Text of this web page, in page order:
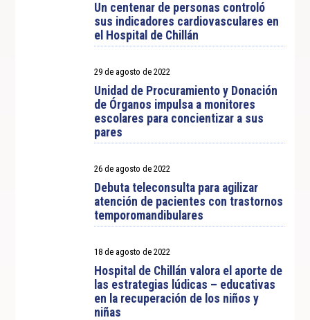
Un centenar de personas controló
sus indicadores cardiovasculares en
el Hospital de Chillán
29 de agosto de 2022
Unidad de Procuramiento y Donación
de Órganos impulsa a monitores
escolares para concientizar a sus
pares
26 de agosto de 2022
Debuta teleconsulta para agilizar
atención de pacientes con trastornos
temporomandibulares
18 de agosto de 2022
Hospital de Chillán valora el aporte de
las estrategias lúdicas – educativas
en la recuperación de los niños y
niñas